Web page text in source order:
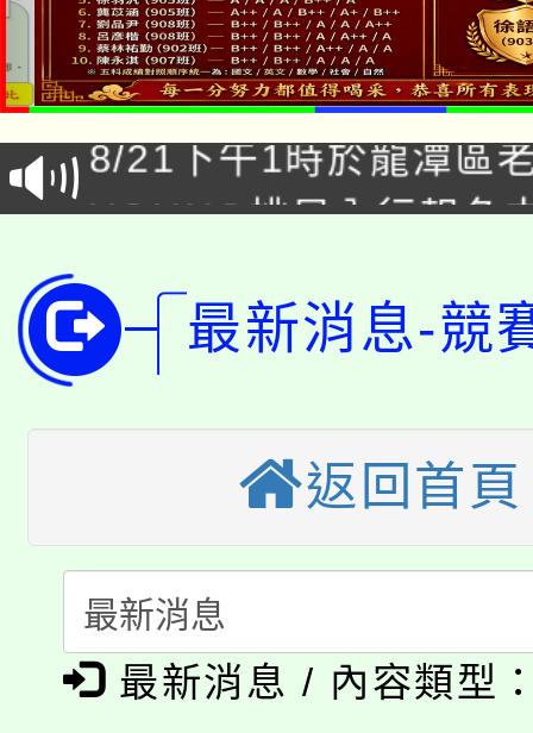
「本色祭」8/29、30在
場熱烈登場!
8/21下午1時於龍潭區
徵才活動。
YOUNG桃局內行報名
開!
115年桃園市運動會8/
田徑場及游泳池舉行。
桃園市低收入戶享有免
半價優惠，詳情可洽有
者。
大園自造教育及科技中
份教師增能研習
大溪自造教育及科技
份教師研習
淨零綠生活教案入校路
會
115年食農教育專業人
程
「本色祭」8/29、30在
最新消息-競
返回首頁
最新消息 / 內容類型